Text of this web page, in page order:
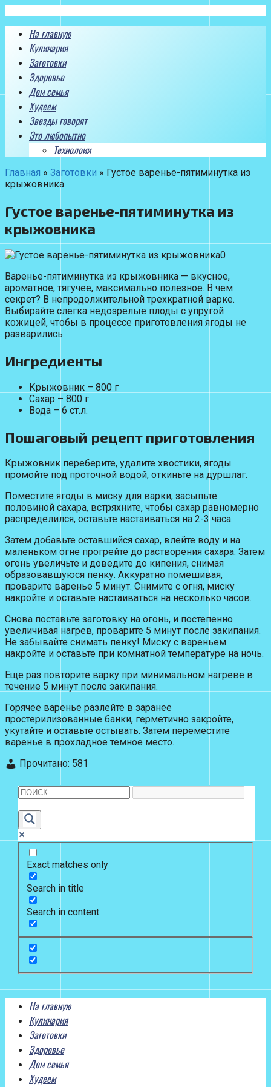
контентуНа главную
Кулинария
Заготовки
Здоровье
Дом семья
Худеем
Звезды говорят
Это любопытно
Технолоии
Главная » Заготовки » Густое варенье-пятиминутка из
крыжовника
Густое варенье-пятиминутка из
крыжовника
Варенье-пятиминутка из крыжовника — вкусное,
ароматное, тягучее, максимально полезное. В чем
секрет? В непродолжительной трехкратной варке.
Выбирайте слегка недозрелые плоды с упругой
кожицей, чтобы в процессе приготовления ягоды не
разварились.
Ингредиенты
Крыжовник – 800 г
Сахар – 800 г
Вода – 6 ст.л.
Пошаговый рецепт приготовления
Крыжовник переберите, удалите хвостики, ягоды
промойте под проточной водой, откиньте на дуршлаг.
Поместите ягоды в миску для варки, засыпьте
половиной сахара, встряхните, чтобы сахар равномерно
распределился, оставьте настаиваться на 2-3 часа.
Затем добавьте оставшийся сахар, влейте воду и на
маленьком огне прогрейте до растворения сахара. Затем
огонь увеличьте и доведите до кипения, снимая
образовавшуюся пенку. Аккуратно помешивая,
проварите варенье 5 минут. Снимите с огня, миску
накройте и оставьте настаиваться на несколько часов.
Снова поставьте заготовку на огонь, и постепенно
увеличивая нагрев, проварите 5 минут после закипания.
Не забывайте снимать пенку! Миску с вареньем
накройте и оставьте при комнатной температуре на ночь.
Еще раз повторите варку при минимальном нагреве в
течение 5 минут после закипания.
Горячее варенье разлейте в заранее
простерилизованные банки, герметично закройте,
укутайте и оставьте остывать. Затем переместите
варенье в прохладное темное место.
Прочитано: 581
Exact matches only
Search in title
Search in content
На главную
Кулинария
Заготовки
Здоровье
Дом семья
Худеем